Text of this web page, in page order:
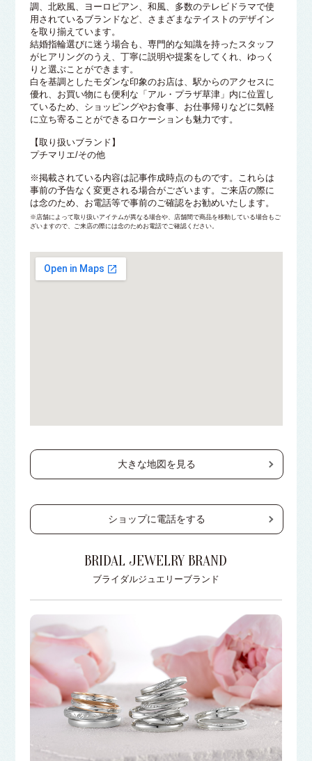
調、北欧風、ヨーロピアン、和風、多数のテレビドラマで使
用されているブランドなど、さまざまなテイストのデザイン
を取り揃えています。
結婚指輪選びに迷う場合も、専門的な知識を持ったスタッフ
がヒアリングのうえ、丁寧に説明や提案をしてくれ、ゆっく
りと選ぶことができます。
白を基調としたモダンな印象のお店は、駅からのアクセスに
優れ、お買い物にも便利な「アル・プラザ草津」内に位置し
ているため、ショッピングやお食事、お仕事帰りなどに気軽
に立ち寄ることができるロケーションも魅力です。
【取り扱いブランド】
プチマリエ/その他
※掲載されている内容は記事作成時点のものです。これらは
事前の予告なく変更される場合がございます。ご来店の際に
は念のため、お電話等で事前のご確認をお勧めいたします。
※店舗によって取り扱いアイテムが異なる場合や、店舗間で商品を移動している場合もご
ざいますので、ご来店の際には念のためお電話でご確認ください。
大きな地図を見る
ショップに電話をする
BRIDAL JEWELRY BRAND
ブライダルジュエリーブランド